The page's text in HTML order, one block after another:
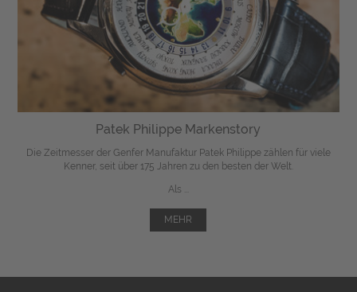
Patek Philippe Markenstory
Die Zeitmesser der Genfer Manufaktur Patek Philippe zählen für viele
Kenner, seit über 175 Jahren zu den besten der Welt.
Als ...
MEHR